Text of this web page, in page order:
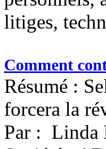
litiges,
Comment
Résumé :
forcera la
Par : Linda